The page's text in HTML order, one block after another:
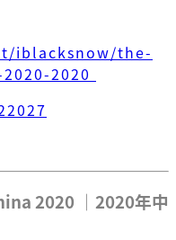
iblacksnow/the-
2020
2020 ｜2020年中